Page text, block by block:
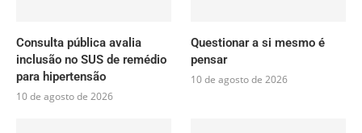
Consulta pública avalia
inclusão no SUS de remédio
para hipertensão
10 de agosto de 2026
Questionar a si mesmo é
pensar
10 de agosto de 2026